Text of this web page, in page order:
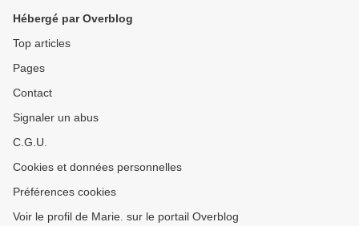
Hébergé par Overblog
Top articles
Pages
Contact
Signaler un abus
C.G.U.
Cookies et données personnelles
Préférences cookies
Voir le profil de Marie. sur le portail Overblog